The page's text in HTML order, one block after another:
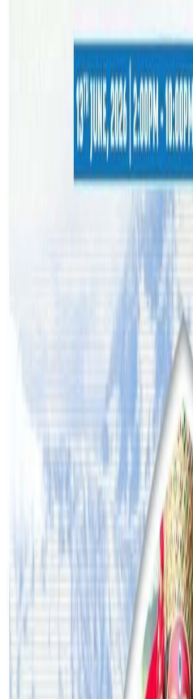
विरोध गरेका छन्।
यस वेवसाइटमा प्रकाशित समाचार,
प्रतिक्रिया, गुनासो, सुझाव र सल्लाह
पठाउनुहोला । तपाईंको सहयोगले
टेवा पुग्नेछ । सम्पर्क इमेल :
सम्बन्धित समाचार
अष्ट्रेलियामा नर्सको तलब
२०२६ अगस्ट ३
अस्ट्रेलियामा विवाह
२०२६ जुलाई २९
थापाथलीबाट
२०२६ जुलाई २७
अष्ट्रेलियामा
भेटिएपछि शिक्षा मन्त्रीले